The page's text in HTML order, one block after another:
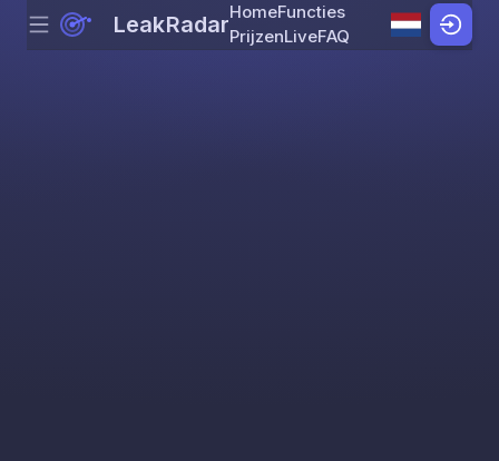
Skip to content
Menu LeakRadarHomeFuncties
PrijzenLiveFAQ